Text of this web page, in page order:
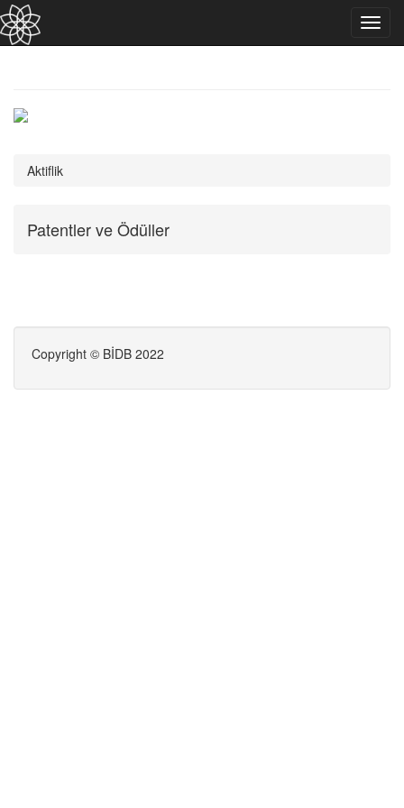
Aktiflik
Patentler ve Ödüller
Copyright © BİDB 2022